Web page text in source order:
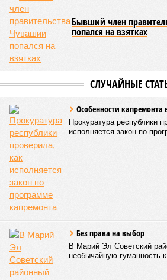
Бывший член
попался на взятках
СЛУЧАЙНЫЕ
Особенности
Прокуратура республики
исполняется закон по
Без права на выбор
В Марий Эл Советский
необычайную гуманность